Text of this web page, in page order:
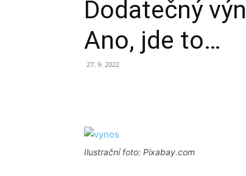
Dodatečný
Ano, jde to…
27. 9. 2022
Ilustrační foto: Pixabay.com